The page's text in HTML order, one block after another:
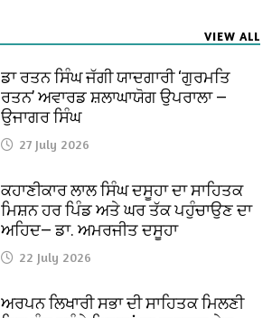
VIEW ALL
ਡਾ ਰਤਨ ਸਿੰਘ ਜੱਗੀ ਯਾਦਗਾਰੀ ‘ਗੁਰਮਤਿ
ਰਤਨ’ ਅਵਾਰਡ ਸ਼ਲਾਘਾਯੋਗ ਉਪਰਾਲਾ —
ਉਜਾਗਰ ਸਿੰਘ
27 July 2026
ਕਹਾਣੀਕਾਰ ਲਾਲ ਸਿੰਘ ਦਸੂਹਾ ਦਾ ਸਾਹਿਤਕ
ਮਿਸ਼ਨ ਹਰ ਪਿੰਡ ਅਤੇ ਘਰ ਤੱਕ ਪਹੁੰਚਾਉਣ ਦਾ
ਅਹਿਦ— ਡਾ. ਅਮਰਜੀਤ ਦਸੂਹਾ
22 July 2026
ਅਰਪਨ ਲਿਖਾਰੀ ਸਭਾ ਦੀ ਸਾਹਿਤਕ ਮਿਲਣੀ